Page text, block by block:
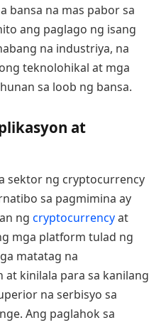
bansa na mas pabor sa
ang paglago ng isang
na industriya, na
teknolohikal at mga
sa loob ng bansa.
at
sektor ng cryptocurrency
sa pagmimina ay
ng cryptocurrencyat
mga platform tulad ng
matatag na
at kinilala para sa kanilang
na serbisyo sa
Ang paglahok sa